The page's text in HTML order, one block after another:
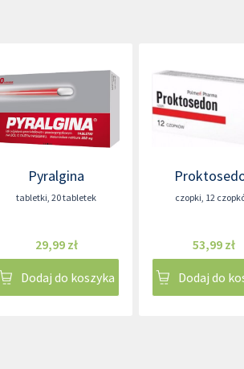
Pyralgina
tabletki,20 tabletek
29,99 zł
Dodaj do koszyka
czopki, 12
53,99 zł
Dodaj do